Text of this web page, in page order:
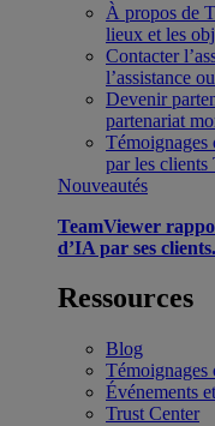
À propos de
lieux et les
Contacter
l’assistance
Devenir
partenariat
Témoignages
par les clients
Nouveautés
TeamViewer
d’IA par ses clients.
Ressources
Blog
Témoignages
Événements
Trust Center